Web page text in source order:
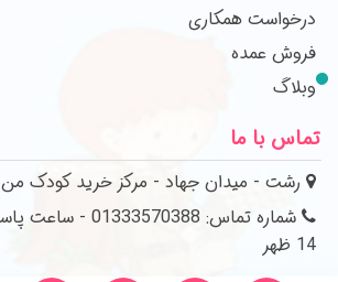
درخواست همکاری
فروش عمده
وبلاگ
تماس با ما
رشت - میدان جهاد - مرکز خرید کودک من
14 ظهر